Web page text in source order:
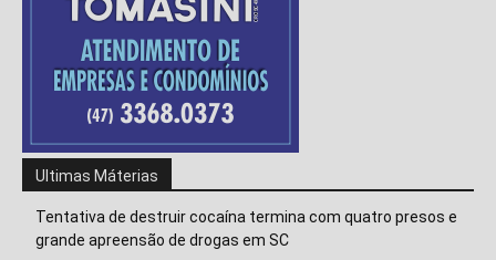
Ultimas Máterias
Tentativa de destruir cocaína termina com quatro presos e
grande apreensão de drogas em SC